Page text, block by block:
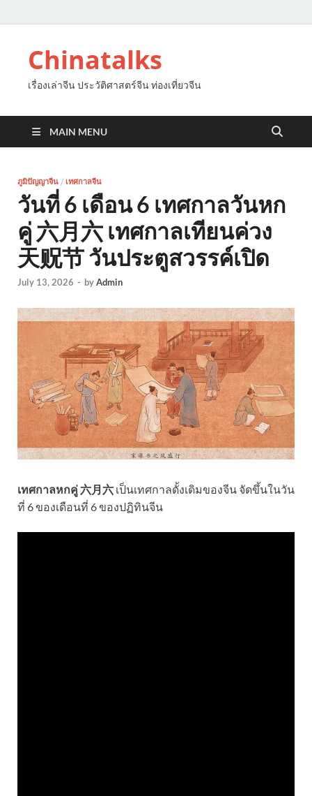
Chinatalks
เรื่องเล่าจีน ประวัติศาสตร์จีน ท่องเที่ยวจีน
MAIN MENU
ภูมิปัญญาจีน / เทศกาลจีน
วันที่ 6 เดือน 6 เทศกาลวันหก
คู่ 六月六 เทศกาลเทียนค่วง
天贶节 วันประตูสวรรค์เปิด
July 13, 2026 - byAdmin
เทศกาลหกคู่ 六月六 เป็นเทศกาลดั้งเดิมของจีน จัดขึ้นในวัน
ที่ 6 ของเดือนที่ 6 ของปฏิทินจีน